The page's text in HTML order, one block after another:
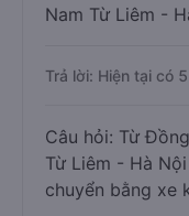
Nam Từ Liêm -
Trả lời: Hiện tại có
Câu hỏi: Từ
Từ Liêm - Hà
chuyển bằng xe